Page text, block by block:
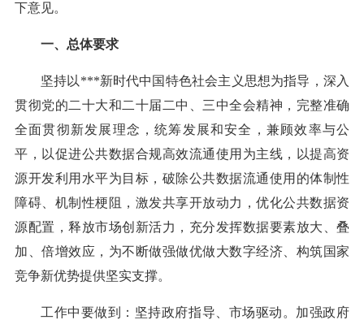
下意见。
一、总体要求
坚持以***新时代中国特色社会主义思想为指导，深入
贯彻党的二十大和二十届二中、三中全会精神，完整准确
全面贯彻新发展理念，统筹发展和安全，兼顾效率与公
平，以促进公共数据合规高效流通使用为主线，以提高资
源开发利用水平为目标，破除公共数据流通使用的体制性
障碍、机制性梗阻，激发共享开放动力，优化公共数据资
源配置，释放市场创新活力，充分发挥数据要素放大、叠
加、倍增效应，为不断做强做优做大数字经济、构筑国家
竞争新优势提供坚实支撑。
工作中要做到：坚持政府指导、市场驱动。加强政府